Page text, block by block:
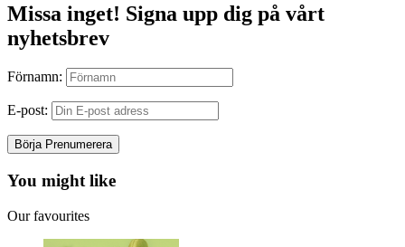
Missa inget! Signa upp dig på vårt
nyhetsbrev
Förnamn:
E-post:
You might like
Our favourites